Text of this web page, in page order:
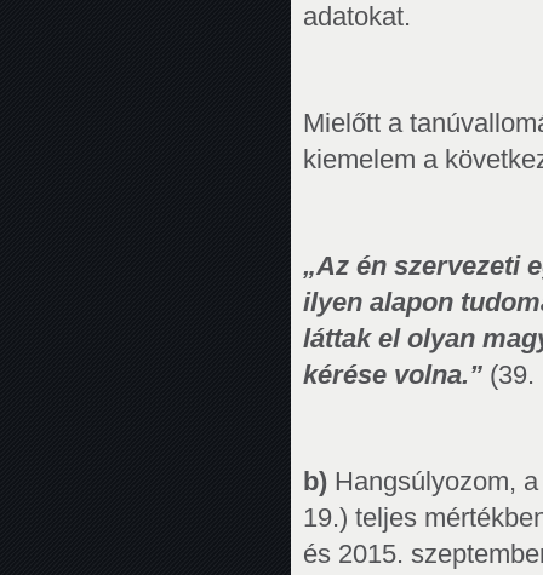
adatokat.
Mielőtt a
kiemelem a
„Az én szervezeti
ilyen alapon
láttak el olyan
kérése volna.” (39.
b) Hangsúlyozom,
19.) teljes
és 2015.